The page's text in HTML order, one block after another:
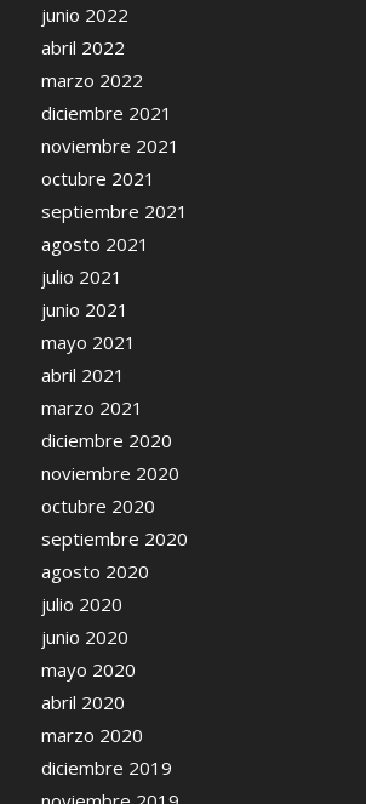
junio 2022
abril 2022
marzo 2022
diciembre 2021
noviembre 2021
octubre 2021
septiembre 2021
agosto 2021
julio 2021
junio 2021
mayo 2021
abril 2021
marzo 2021
diciembre 2020
noviembre 2020
octubre 2020
septiembre 2020
agosto 2020
julio 2020
junio 2020
mayo 2020
abril 2020
marzo 2020
diciembre 2019